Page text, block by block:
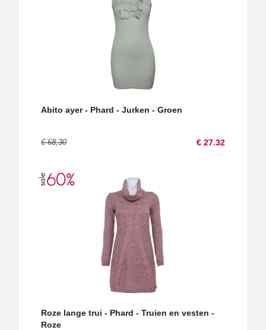
Abito ayer - Phard - Jurken - Groen
€ 68,30 € 27.32
Roze lange trui - Phard - Truien en vesten -
Roze